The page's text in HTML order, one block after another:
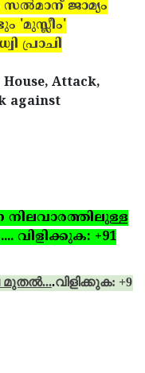
ജാമ്യം
'മുസ്ലീം'
പ്രാചി
Attack,
against
നിലവാരത്തിലുള്ള
വിളിക്കുക: +91
മുതല്‍....വിളിക്കുക: +91